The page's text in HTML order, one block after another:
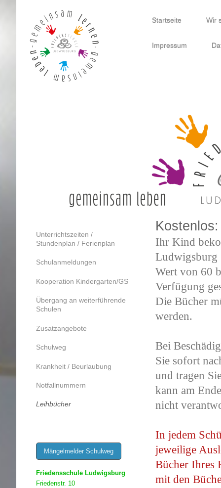
Startseite Wir
Impressum
Ihr Kind
Ludwigsburg
Wert von 60
Verfügung
Die Bücher
werden.
Bei
Sie sofort
und tragen
kann am
nicht
In jedem
jeweilige
Bücher Ihres
mit den
Unterrichtszeiten /
Stundenplan / Ferienplan
Schulanmeldungen
Kooperation Kindergarten/GS
Übergang an weiterführende
Schulen
Zusatzangebote
Schulweg
Krankheit / Beurlaubung
Notfallnummern
Leihbücher
Mängelmelder Schulweg
Friedensschule Ludwigsburg
Friedenstr. 10